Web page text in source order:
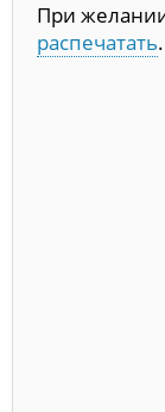
При
распечатать.